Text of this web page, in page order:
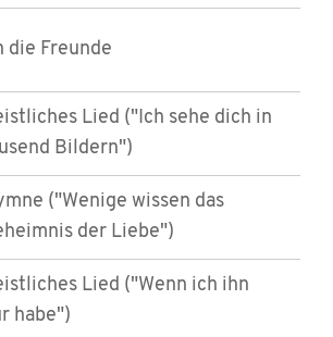
die Freunde
Lied ("Ich sehe dich in
Bildern")
("Wenige wissen das
der Liebe")
Lied ("Wenn ich ihn
habe")